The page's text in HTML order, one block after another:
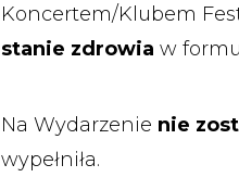
Koncertem/Klubem
stanie zdrowia w
Na Wydarzenie nie
wypełniła.